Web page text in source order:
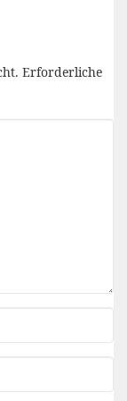
Erforderliche